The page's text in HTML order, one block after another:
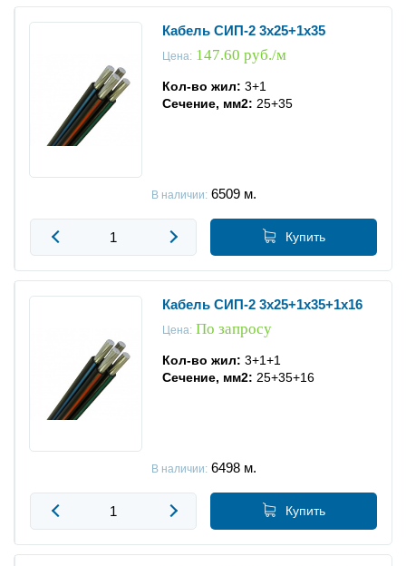
Кабель СИП-2 3x25+1x35
Цена:147.60 руб./м
Кол-во жил: 3+1
Сечение, мм2: 25+35
В наличии:6509 м.
Купить
Кабель СИП-2 3x25+1x35+1x16
Цена:По запросу
Кол-во жил: 3+1+1
Сечение, мм2: 25+35+16
В наличии:6498 м.
Купить